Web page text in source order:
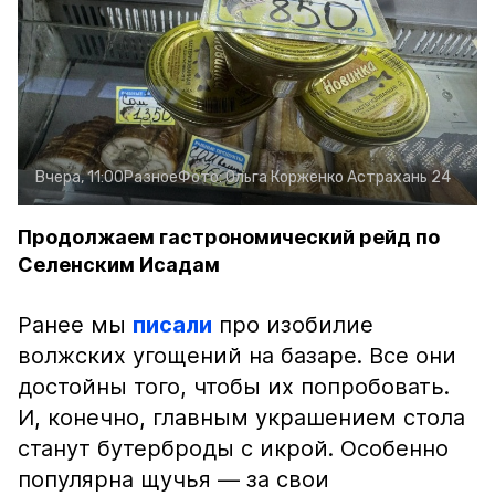
Вчера, 11:00РазноеФото:Ольга Корженко Астрахань 24
Продолжаем гастрономический рейд по
Селенским Исадам
Ранее мы писали про изобилие
волжских угощений на базаре. Все они
достойны того, чтобы их попробовать.
И, конечно, главным украшением стола
станут бутерброды с икрой. Особенно
популярна щучья — за свои